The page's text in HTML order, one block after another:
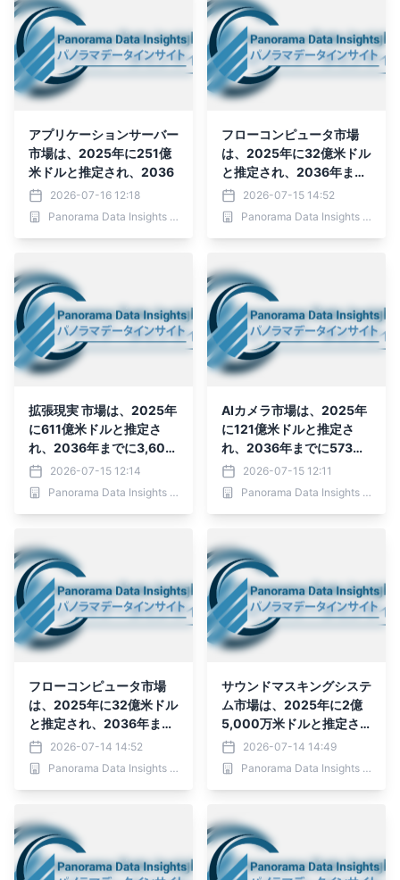
（CAGR）は12.5％と見込
まれています。
ています。
アプリケーションサーバー
市場は、2025年に251億
米ドルと推定され、2036
2026-07-16 12:18
Panorama Data Insights Ltd.
フローコンピュータ市場
は、2025年に32億米ドル
と推定され、2036年まで
に57億1,000万米ドルに
達すると予測されていま
す。
2026-07-15 14:52
Panorama Data Insights Ltd.
拡張現実 市場は、2025年
に611億米ドルと推定さ
れ、2036年までに3,601
億3,000万米ドルに達す
ると予測されており、予測
期間（2026年～2036年
2026-07-15 12:14
Panorama Data Insights Ltd.
AIカメラ市場は、2025年
に121億米ドルと推定さ
れ、2036年までに573億
8,000万米ドルに達する
と予測されており、予測期
間（2026年～2036年）
2026-07-15 12:11
Panorama Data Insights Ltd.
フローコンピュータ市場
は、2025年に32億米ドル
と推定され、2036年まで
に57億1,000万米ドルに
達すると予測されていま
す。
2026-07-14 14:52
Panorama Data Insights Ltd.
サウンドマスキングシステ
ム市場は、2025年に2億
5,000万米ドルと推定さ
れ、2036年までに4億2,0
00万米ドルに達すると予
測されており、予測期間
2026-07-14 14:49
Panorama Data Insights Ltd.